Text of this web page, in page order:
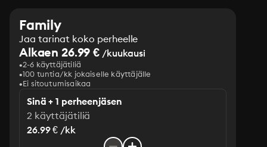
Family
Jaa tarinat koko perheelle
Alkaen 26.99 € /kuukausi
2-6 käyttäjätiliä
100 tuntia/kk jokaiselle käyttäjälle
Ei sitoutumisaikaa
Sinä + 1 perheenjäsen
2 käyttäjätiliä
26.99 € /kk